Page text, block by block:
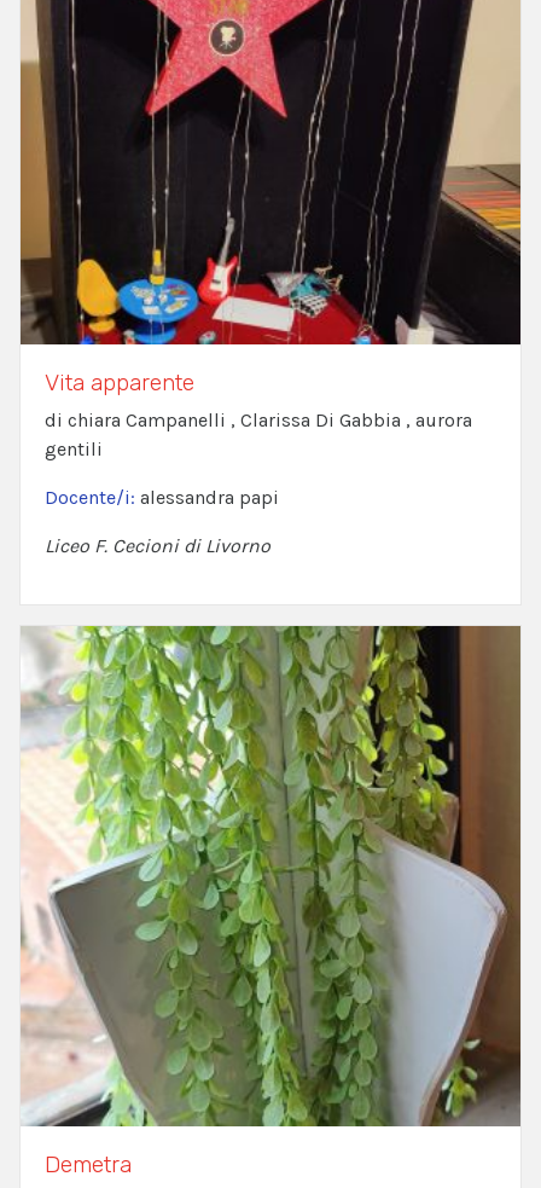
Vita apparente
di chiara Campanelli , Clarissa Di Gabbia , aurora
gentili
Docente/i: alessandra papi
Liceo F. Cecioni di Livorno
Demetra